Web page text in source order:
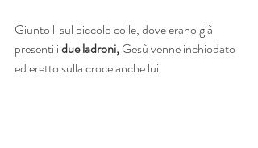
Giunto li sul piccolo colle, dove erano già
presenti i due ladroni, Gesù venne inchiodato
ed eretto sulla croce anche lui.